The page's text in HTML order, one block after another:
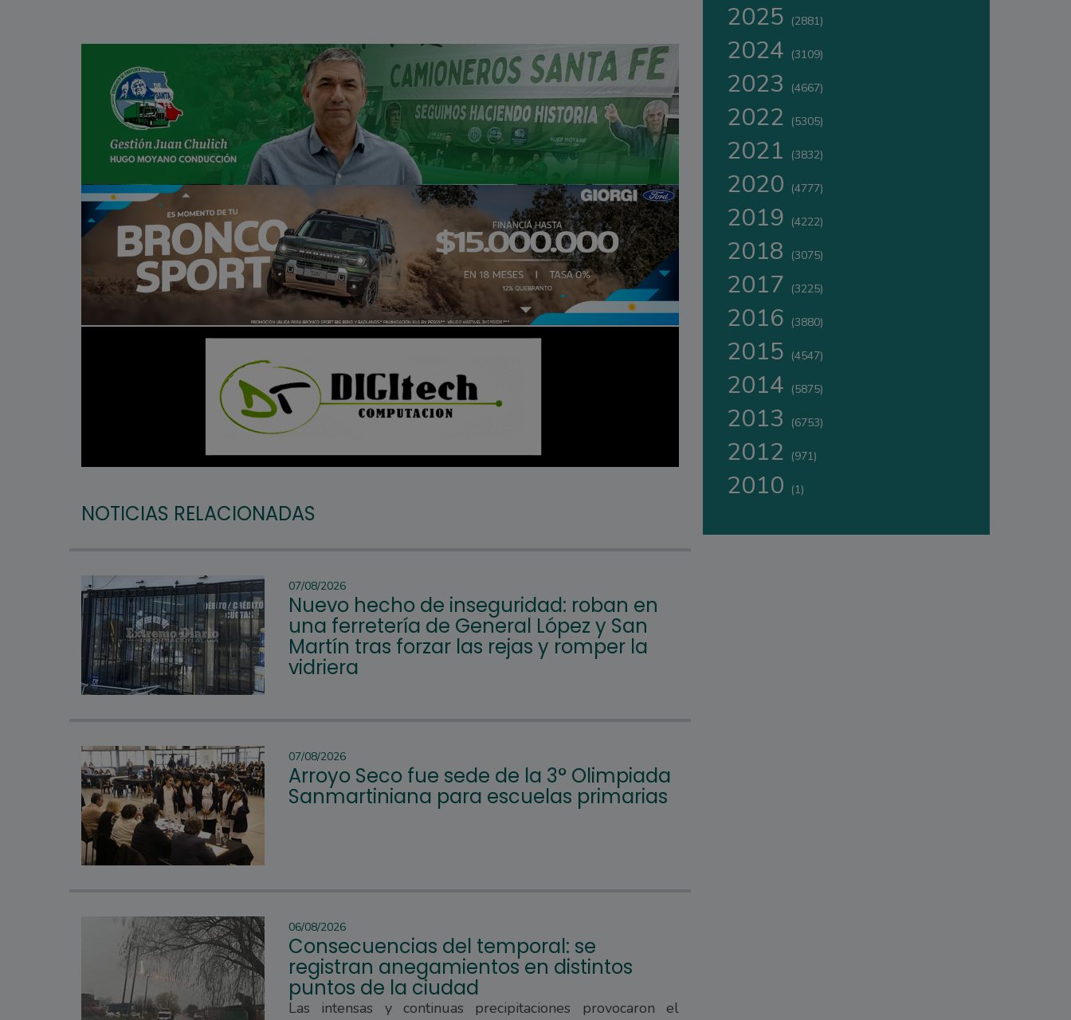
NOTICIAS RELACIONADAS
07/08/2026
Nuevo hecho de inseguridad: roban en
una ferretería de General López y San
Martín tras forzar las rejas y romper la
vidriera
07/08/2026
Arroyo Seco fue sede de la 3° Olimpiada
Sanmartiniana para escuelas primarias
06/08/2026
Consecuencias del temporal: se
registran anegamientos en distintos
puntos de la ciudad
Las intensas y continuas precipitaciones provocaron el
2025 (2881)
2024 (3109)
2023 (4667)
2022 (5305)
2021 (3832)
2020 (4777)
2019 (4222)
2018 (3075)
2017 (3225)
2016 (3880)
2015 (4547)
2014 (5875)
2013 (6753)
2012 (971)
2010 (1)